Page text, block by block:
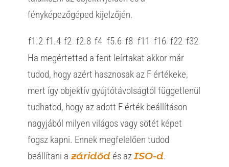
fényképezőgéped kijelzőjén.
f1.2 f1.4 f2 f2.8 f4 f5.6 f8 f11 f16 f22 f32
Ha megértetted a fent leírtakat akkor már
tudod, hogy azért hasznosak az F értékeke,
mert így objektív gyújtótávolságtól függetlenül
tudhatod, hogy az adott F érték beállításon
nagyjából milyen világos vagy sötét képet
fogsz kapni. Ennek megfelelően tudod
beállítani a záridődés azISO-d.